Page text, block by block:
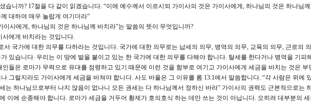
습니까? 17절을 다 같이 읽겠습니다. “이에 예수께서 이르시되 가이사의 것은 가이사에게, 하나님의 것은 하나님
대하여 매우 놀랍게 여기더라”
이사에게, 하나님의 것은 하나님께 바치라”는 말씀의 뜻이 무엇입니까?
사에게 바치라는 것입니다.
서 국가에 대한 의무를 다하라는 것입니다. 국가에 대한 의무로는 납세의 의무, 병역의 의무, 교육의 의무, 근로의
있습니다. 우리는 이 땅에 발을 붙이고 있는 한 국가에 대한 의무를 다해야 합니다. 탈세를 한다거나 병역을 기피
인들은 로마가 무력으로 유대를 점령하고 있기 때문에 이런 것을 함부로 여기고 가이사에게 세금을 바치는 것은 부
그럴지라도 가이사에게 세금을 바쳐야 합니다. 사도 바울은 그 이유를 롬 13:1에서 말씀합니다. “각 사람은 위에
는 하나님으로부터 나지 않음이 없나니 모든 권세는 다 하나님께서 정하신 바라” 가이사의 권력도 근본적으로는
이에 순종해야 합니다. 로마가 세금을 거두어 황제가 호의호식 하는 데만 쓰는 것이 아닙니다. 오히려 대부분의 세